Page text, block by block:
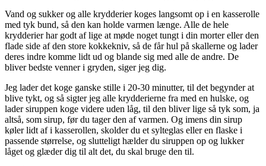
Vand og sukker og alle krydderier koges langsomt op i en kasserolle
med tyk bund, så den kan holde varmen længe. Alle de hele
krydderier har godt af lige at møde noget tungt i din morter eller den
flade side af den store kokkekniv, så de får hul på skallerne og lader
deres indre komme lidt ud og blande sig med alle de andre. De
bliver bedste venner i gryden, siger jeg dig.
Jeg lader det koge ganske stille i 20-30 minutter, til det begynder at
blive tykt, og så sigter jeg alle krydderierne fra med en hulske, og
lader siruppen koge videre uden låg, til den bliver lige så tyk som, ja
altså, som sirup, før du tager den af varmen. Og imens din sirup
køler lidt af i kasserollen, skolder du et sylteglas eller en flaske i
passende størrelse, og slutteligt hælder du siruppen op og lukker
låget og glæder dig til alt det, du skal bruge den til.